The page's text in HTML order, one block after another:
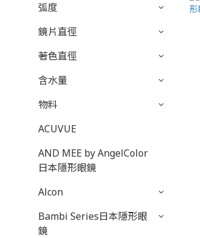
弧度
鏡片直徑
著色直徑
含水量
物料
ACUVUE
AND MEE by AngelColor
日本隱形眼鏡
Alcon
Bambi Series日本隱形眼
鏡